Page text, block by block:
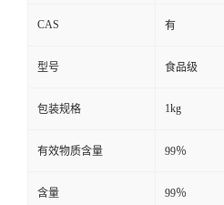
CAS 有
型号 食品级
包装规格 1kg
有效物质含量 99％
含量 99％